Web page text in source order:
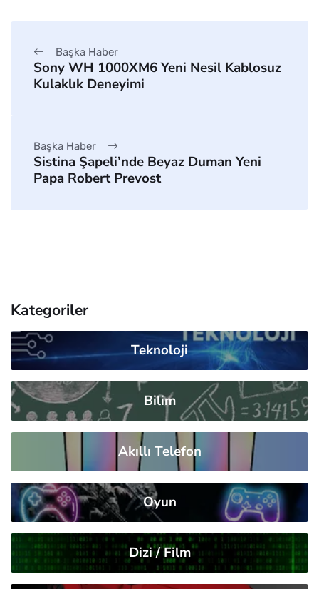
Başka Haber
Sony WH 1000XM6 Yeni Nesil Kablosuz
Kulaklık Deneyimi
Başka Haber
Sistina Şapeli’nde Beyaz Duman Yeni
Papa Robert Prevost
Kategoriler
Teknoloji
Bilim
Akıllı Telefon
Oyun
Dizi / Film